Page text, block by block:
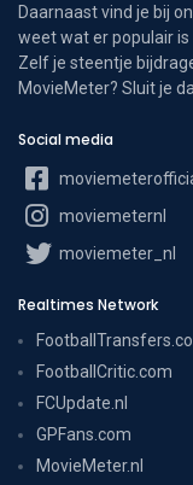
Daarnaast vind je bij
weet wat er populair is
Zelf je steentje
MovieMeter? Sluit je
Social media
moviemeternl
moviemeter_nl
Realtimes Network
FootballCritic.com
FCUpdate.nl
GPFans.com
MovieMeter.nl